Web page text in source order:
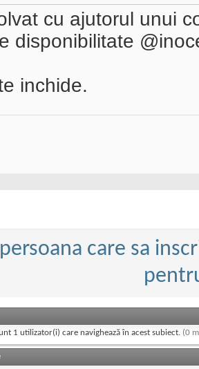
cu ajutorul unui
disponibilitate
inchide.
care sa
1 utilizator(i) care navighează în acest subiect. (0